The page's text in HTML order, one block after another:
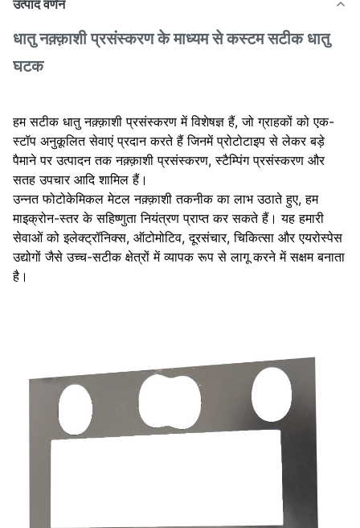
उत्पाद वर्णन
धातु नक़्क़ाशी प्रसंस्करण के माध्यम से कस्टम सटीक धातु
घटक
हम सटीक धातु नक़्क़ाशी प्रसंस्करण में विशेषज्ञ हैं, जो ग्राहकों को एक-
स्टॉप अनुकूलित सेवाएं प्रदान करते हैं जिनमें प्रोटोटाइप से लेकर बड़े
पैमाने पर उत्पादन तक नक़्क़ाशी प्रसंस्करण, स्टैम्पिंग प्रसंस्करण और
सतह उपचार आदि शामिल हैं।
उन्नत फोटोकेमिकल मेटल नक़्क़ाशी तकनीक का लाभ उठाते हुए, हम
माइक्रोन-स्तर के सहिष्णुता नियंत्रण प्राप्त कर सकते हैं। यह हमारी
सेवाओं को इलेक्ट्रॉनिक्स, ऑटोमोटिव, दूरसंचार, चिकित्सा और एयरोस्पेस
उद्योगों जैसे उच्च-सटीक क्षेत्रों में व्यापक रूप से लागू करने में सक्षम बनाता
है।